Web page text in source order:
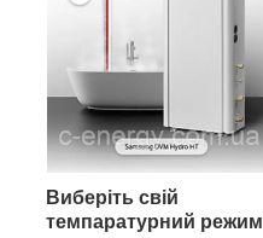
Виберіть свій
темпаратурний режим